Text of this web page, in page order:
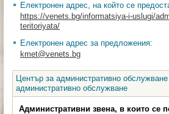
Електронен адрес, на който се
https://venets.bg/informatsiya-i-uslugi/
teritoriyata/
Електронен адрес за предложения:
kmet@venets.bg
Център за административно
административно обслужване
Административни звена, в които се